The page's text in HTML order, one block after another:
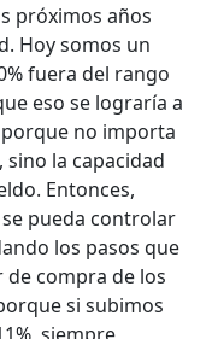
próximos años
Hoy somos un
fuera del rango
eso se lograría a
no importa
sino la capacidad
Entonces,
pueda controlar
los pasos que
compra de los
si subimos